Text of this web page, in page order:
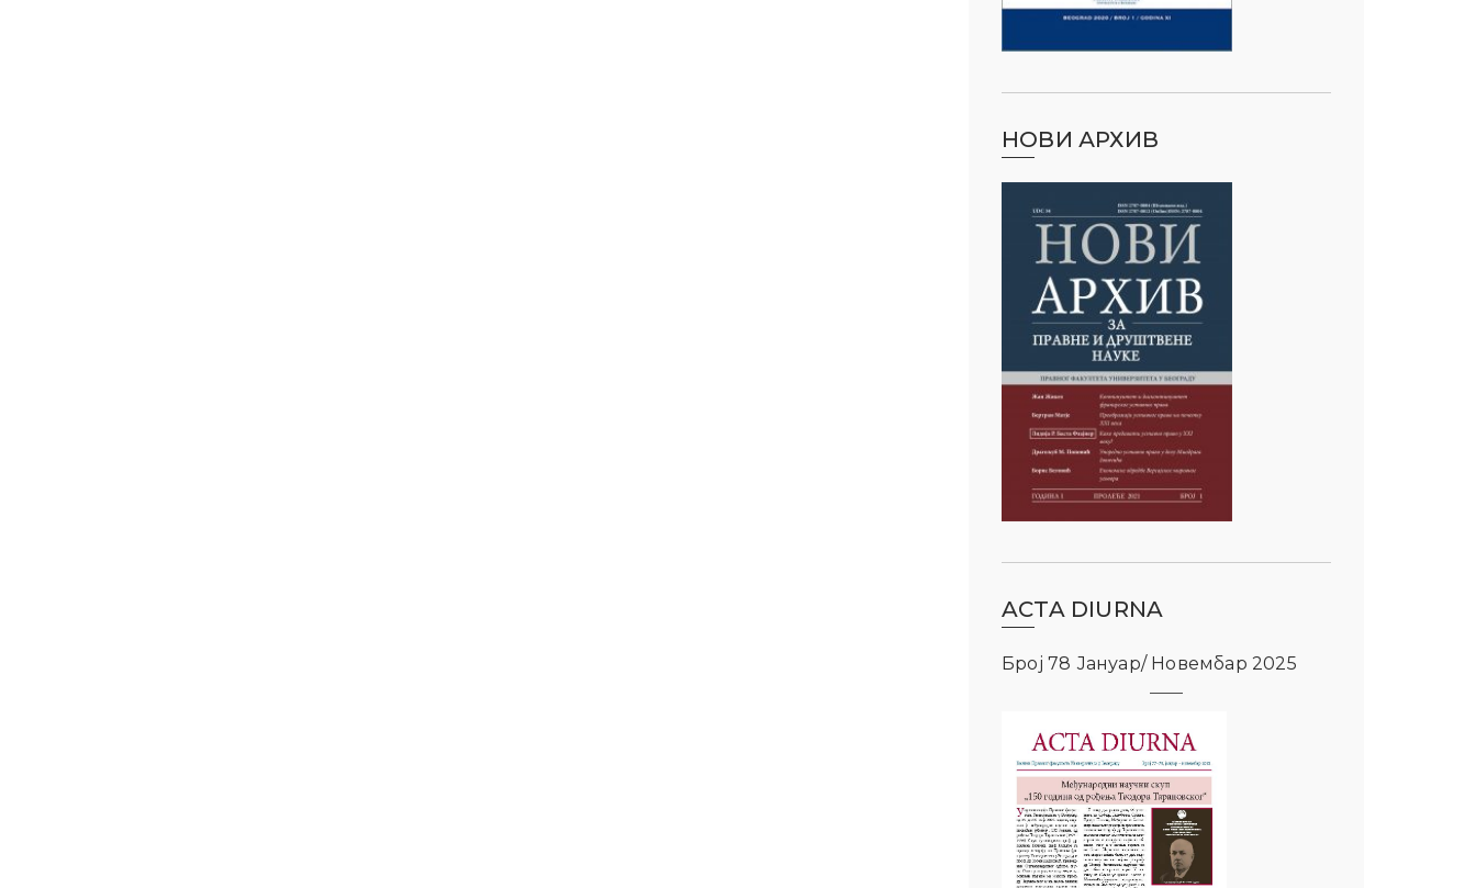
НОВИ АРХИВ
ACTA DIURNA
Број 78 Јануар/ Новембар 2025